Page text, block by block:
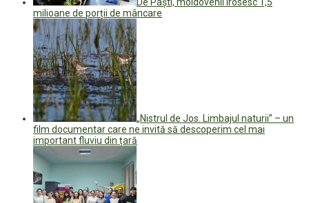
milioane de porții de mâncare
„Nistrul de Jos. Limbajul naturii” – un
film documentar care ne invită să descoperim cel mai
important fluviu din țară